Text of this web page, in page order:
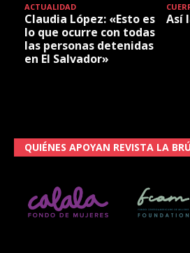
ACTUALIDAD
Claudia López: «Esto es
lo que ocurre con todas
las personas detenidas
en El Salvador»
Así
QUIÉNES APOYAN REVISTA LA